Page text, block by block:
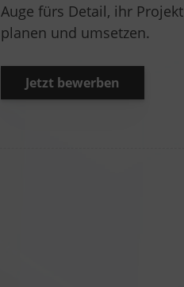
Auge fürs Detail, ihr Projekt
planen und umsetzen.
Jetzt bewerben